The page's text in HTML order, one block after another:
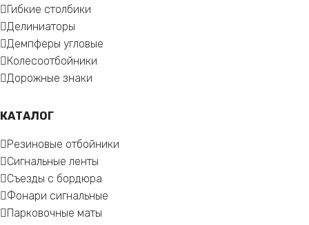
Гибкие столбики
Делиниаторы
Демпферы угловые
Колесоотбойники
Дорожные знаки
КАТАЛОГ
Резиновые отбойники
Сигнальные ленты
Съезды с бордюра
Фонари сигнальные
Парковочные маты